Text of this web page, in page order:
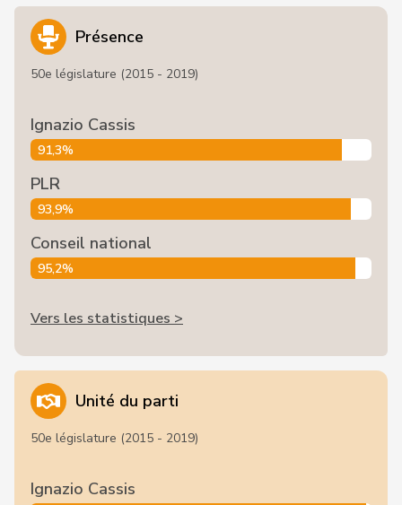
Présence
50e législature (2015 - 2019)
Ignazio Cassis
91,3%
PLR
93,9%
Conseil national
95,2%
Vers les statistiques >
Unité du parti
50e législature (2015 - 2019)
Ignazio Cassis